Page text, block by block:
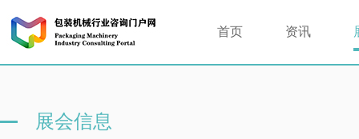
首页 资讯
展会信息